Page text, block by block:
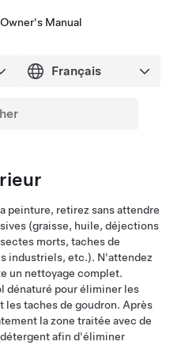
Manual
peinture, retirez sans attendre
(graisse, huile, déjections
morts, taches de
industriels, etc.). N'attendez
un nettoyage complet.
dénaturé pour éliminer les
les taches de goudron. Après
la zone traitée avec de
afin d'éliminer